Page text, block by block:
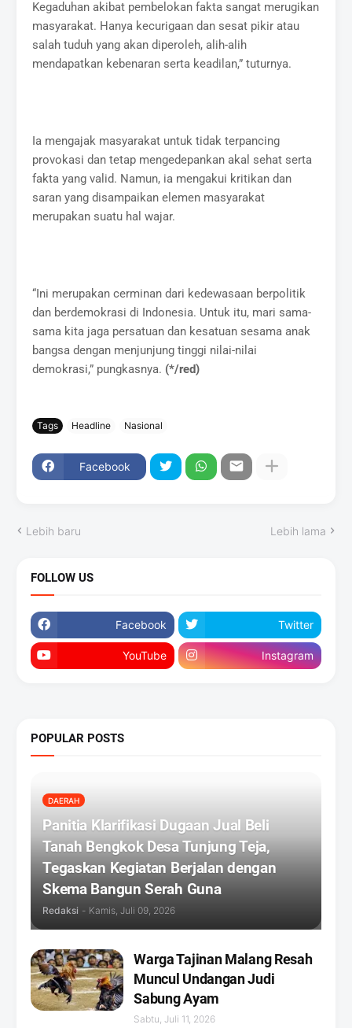
Kegaduhan akibat pembelokan fakta sangat merugikan
masyarakat. Hanya kecurigaan dan sesat pikir atau
salah tuduh yang akan diperoleh, alih-alih
mendapatkan kebenaran serta keadilan,” tuturnya.
Ia mengajak masyarakat untuk tidak terpancing
provokasi dan tetap mengedepankan akal sehat serta
fakta yang valid. Namun, ia mengakui kritikan dan
saran yang disampaikan elemen masyarakat
merupakan suatu hal wajar.
“Ini merupakan cerminan dari kedewasaan berpolitik
dan berdemokrasi di Indonesia. Untuk itu, mari sama-
sama kita jaga persatuan dan kesatuan sesama anak
bangsa dengan menjunjung tinggi nilai-nilai
demokrasi,” pungkasnya. (*/red)
Tags Headline Nasional
Facebook
Lebih baru Lebih lama
FOLLOW US
Facebook Twitter
YouTube Instagram
POPULAR POSTS
DAERAH
Panitia Klarifikasi Dugaan Jual Beli
Tanah Bengkok Desa Tunjung Teja,
Tegaskan Kegiatan Berjalan dengan
Skema Bangun Serah Guna
Redaksi - Kamis, Juli 09, 2026
Warga Tajinan Malang Resah
Muncul Undangan Judi
Sabung Ayam
Sabtu, Juli 11, 2026